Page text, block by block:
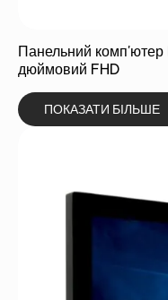
Панельний
дюймовий FHD
ПОКАЗАТИ БІЛЬШЕ